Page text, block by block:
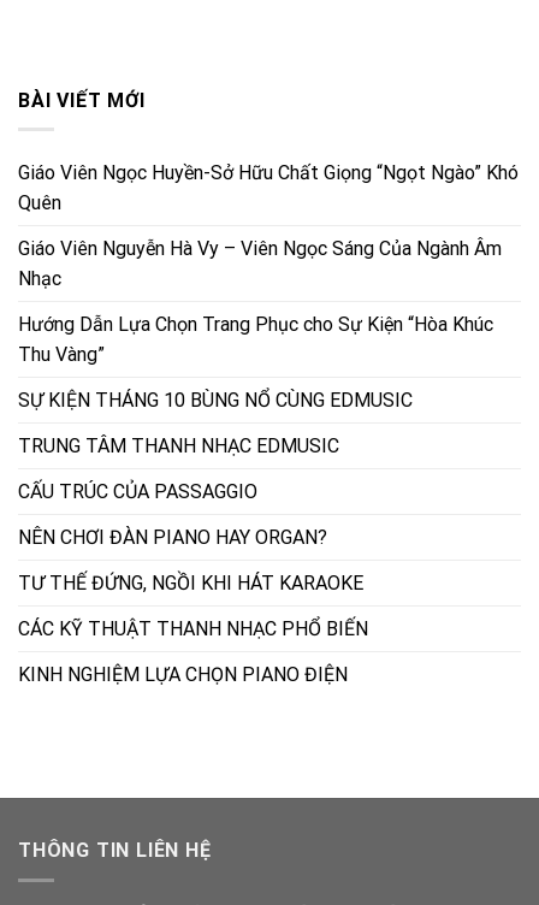
BÀI VIẾT MỚI
Giáo Viên Ngọc Huyền-Sở Hữu Chất Giọng “Ngọt Ngào” Khó
Quên
Giáo Viên Nguyễn Hà Vy – Viên Ngọc Sáng Của Ngành Âm
Nhạc
Hướng Dẫn Lựa Chọn Trang Phục cho Sự Kiện “Hòa Khúc
Thu Vàng”
SỰ KIỆN THÁNG 10 BÙNG NỔ CÙNG EDMUSIC
TRUNG TÂM THANH NHẠC EDMUSIC
CẤU TRÚC CỦA PASSAGGIO
NÊN CHƠI ĐÀN PIANO HAY ORGAN?
TƯ THẾ ĐỨNG, NGỒI KHI HÁT KARAOKE
CÁC KỸ THUẬT THANH NHẠC PHỔ BIẾN
KINH NGHIỆM LỰA CHỌN PIANO ĐIỆN
THÔNG TIN LIÊN HỆ